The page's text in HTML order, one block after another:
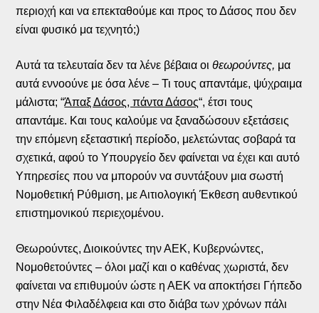
περιοχή και να επεκταθούμε και προς το Δάσος που δεν
είναι φυσικό μα τεχνητό;)
Αυτά τα τελευταία δεν τα λένε βέβαια οιθεωρούντες, μα
αυτά εννοούνε με όσα λένε – Τι τους απαντάμε, ψύχραιμα
μάλιστα; “Άπαξ Δάσος, πάντα Δάσος“, έτσι τους
απαντάμε. Και τους καλούμε να ξαναδώσουν εξετάσεις
την επόμενη εξεταστική περίοδο, μελετώντας σοβαρά τα
σχετικά, αφού το Υπουργείο δεν φαίνεται να έχει και αυτό
Υπηρεσίες που να μπορούν να συντάξουν μια σωστή
Νομοθετική Ρύθμιση, με Αιτιολογική Έκθεση αυθεντικού
επιστημονικού περιεχομένου.
Θεωρούντες, Διοικούντες την ΑΕΚ, Κυβερνώντες,
Νομοθετούντες – όλοι μαζί και ο καθένας χωριστά, δεν
φαίνεται να επιθυμούν ώστε η ΑΕΚ να αποκτήσει Γήπεδο
στην Νέα Φιλαδέλφεια και στο διάβα των χρόνων πάλι